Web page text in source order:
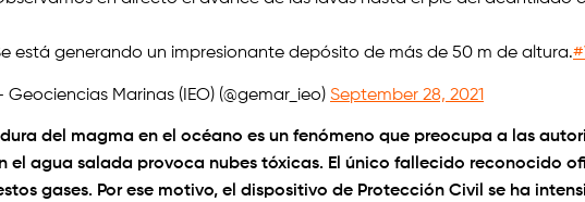
está generando un impresionante depósito de más de 50 m de altura.
Geociencias Marinas (IEO) (@gemar_ieo) September 28, 2021
del magma en el océano es un fenómeno que preocupa a las
el agua salada provoca nubes tóxicas. El único fallecido reconocido
gases. Por ese motivo, el dispositivo de Protección Civil se ha